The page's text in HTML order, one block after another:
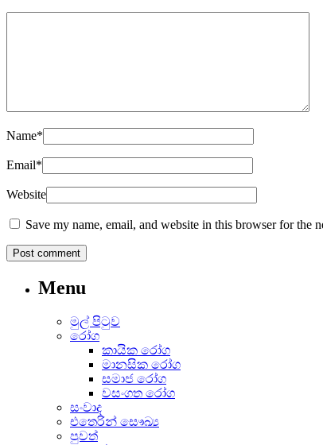
Name*
Email*
Website
Save my name, email, and website in this browser for the
Menu
මුල් පිටුව
රෝග
කායික රෝග
මානසික රෝග
සමාජ රෝග
වසංගත රෝග
සංවාද
එතෙරින් සෞඛ්‍ය
පුවත්